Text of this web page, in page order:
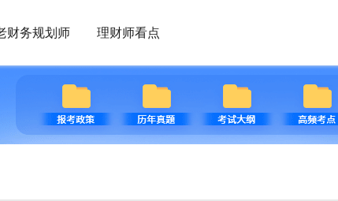
财务规划师 理财师看点